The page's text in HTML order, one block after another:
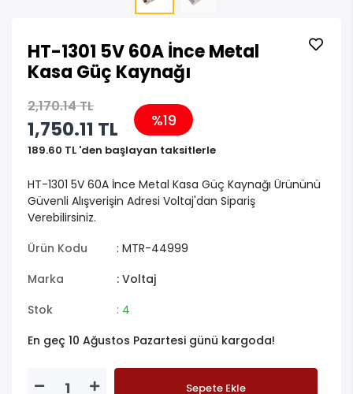
HT-1301 5V 60A İnce Metal
Kasa Güç Kaynağı
2,170.14 TL
1,750.11 TL %19
189.60 TL 'den başlayan taksitlerle
HT-1301 5V 60A İnce Metal Kasa Güç Kaynağı Ürününü
Güvenli Alışverişin Adresi Voltaj'dan Sipariş
Verebilirsiniz.
Ürün Kodu
: MTR-44999
Marka
: Voltaj
Stok
: 4
En geç 10 Ağustos Pazartesi günü kargoda!
Sepete Ekle